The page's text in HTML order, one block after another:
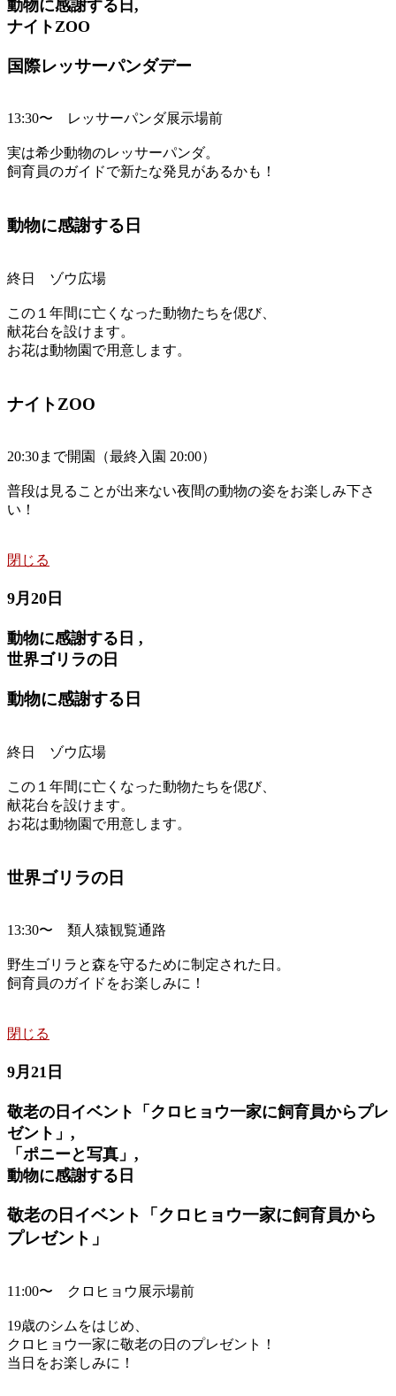
動物に感謝する日,
ナイトZOO
国際レッサーパンダデー
13:30〜 レッサーパンダ展示場前
実は希少動物のレッサーパンダ。
飼育員のガイドで新たな発見があるかも！
動物に感謝する日
終日 ゾウ広場
この１年間に亡くなった動物たちを偲び、
献花台を設けます。
お花は動物園で用意します。
ナイトZOO
20:30まで開園（最終入園 20:00）
普段は見ることが出来ない夜間の動物の姿をお楽しみ下さ
い！
閉じる
9月20日
動物に感謝する日 ,
世界ゴリラの日
動物に感謝する日
終日 ゾウ広場
この１年間に亡くなった動物たちを偲び、
献花台を設けます。
お花は動物園で用意します。
世界ゴリラの日
13:30〜 類人猿観覧通路
野生ゴリラと森を守るために制定された日。
飼育員のガイドをお楽しみに！
閉じる
9月21日
敬老の日イベント「クロヒョウ一家に飼育員からプレ
ゼント」,
「ポニーと写真」,
動物に感謝する日
敬老の日イベント「クロヒョウ一家に飼育員から
プレゼント」
11:00〜 クロヒョウ展示場前
19歳のシムをはじめ、
クロヒョウ一家に敬老の日のプレゼント！
当日をお楽しみに！